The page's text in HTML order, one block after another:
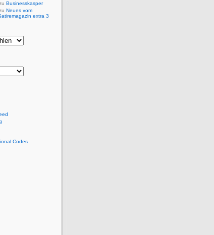
Businesskasper
Neues vom
extra 3
Codes